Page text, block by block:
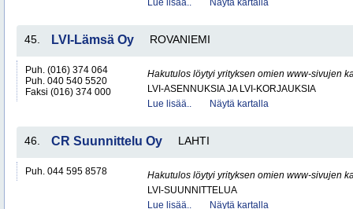
Lue lisää..
Näytä kartalla
45. LVI-Lämsä Oy ROVANIEMI
Puh. (016) 374 064
Puh. 040 540 5520
Faksi (016) 374 000
Hakutulos löytyi yrityksen omien www-sivujen
LVI-ASENNUKSIA JA LVI-KORJAUKSIA
Lue lisää..
Näytä kartalla
46. CR Suunnittelu Oy LAHTI
Puh. 044 595 8578
Hakutulos löytyi yrityksen omien www-sivujen
LVI-SUUNNITTELUA
Lue lisää..
Näytä kartalla